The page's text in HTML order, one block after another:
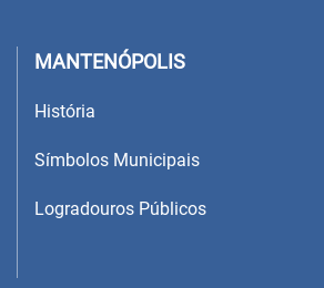
MANTENÓPOLIS
História
Símbolos Municipais
Logradouros Públicos